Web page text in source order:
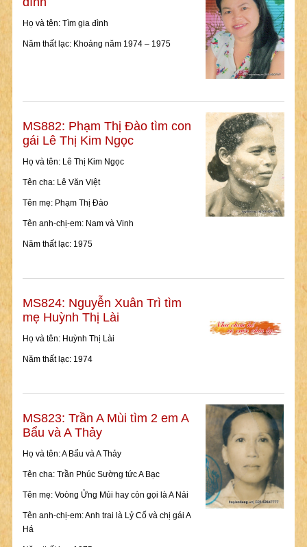
Họ và tên: Tìm gia đình
Năm thất lạc: Khoảng năm 1974 – 1975
MS882: Phạm Thị Đào tìm con
gái Lê Thị Kim Ngọc
Họ và tên: Lê Thị Kim Ngọc
Tên cha: Lê Văn Việt
Tên mẹ: Phạm Thị Đào
Tên anh-chị-em: Nam và Vinh
Năm thất lạc: 1975
MS824: Nguyễn Xuân Trì tìm
mẹ Huỳnh Thị Lài
Họ và tên: Huỳnh Thị Lài
Năm thất lạc: 1974
MS823: Trần A Mùi tìm 2 em A
Bẩu và A Thảy
Họ và tên: A Bẩu và A Thảy
Tên cha: Trần Phúc Sường tức A Bạc
Tên mẹ: Voòng Ửng Múi hay còn gọi là A Nải
Tên anh-chị-em: Anh trai là Lỷ Cố và chị gái A
Há